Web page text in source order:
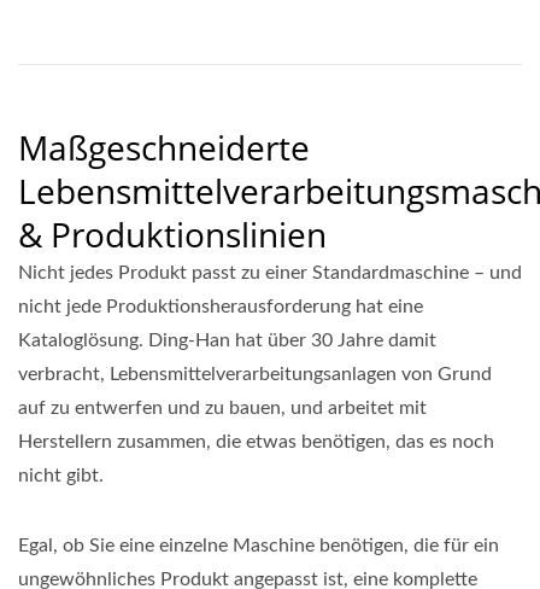
Maßgeschneiderte
& Produktionslinien
Nicht jedes Produkt passt zu einer Standardmaschine – und
nicht jede Produktionsherausforderung hat eine
Kataloglösung. Ding-Han hat über 30 Jahre damit
verbracht, Lebensmittelverarbeitungsanlagen von Grund
auf zu entwerfen und zu bauen, und arbeitet mit
Herstellern zusammen, die etwas benötigen, das es noch
nicht gibt.
Egal, ob Sie eine einzelne Maschine benötigen, die für ein
ungewöhnliches Produkt angepasst ist, eine komplette